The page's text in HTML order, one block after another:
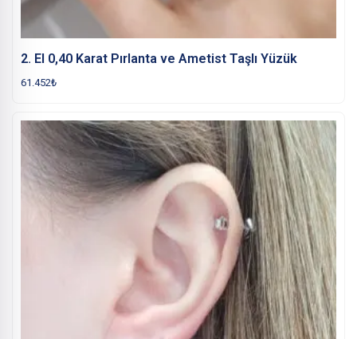
2. El 0,40 Karat Pırlanta ve Ametist Taşlı Yüzük
61.452₺